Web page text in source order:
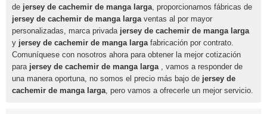
de jersey de cachemir de manga larga, proporcionamos fábricas de
jersey de cachemir de manga largaventas al por mayor
personalizadas, marca privada jersey de cachemir de manga larga
y jersey de cachemir de manga largafabricación por contrato.
Comuníquese con nosotros ahora para obtener la mejor cotización
para jersey de cachemir de manga larga, vamos a responder de
una manera oportuna, no somos el precio más bajo de jersey de
cachemir de manga larga, pero vamos a ofrecerle un mejor servicio.